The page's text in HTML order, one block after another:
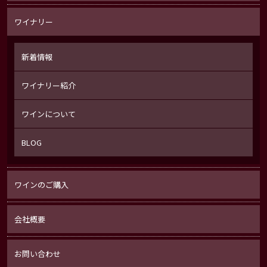
ワイナリー
新着情報
ワイナリー紹介
ワインについて
BLOG
ワインのご購入
会社概要
お問い合わせ